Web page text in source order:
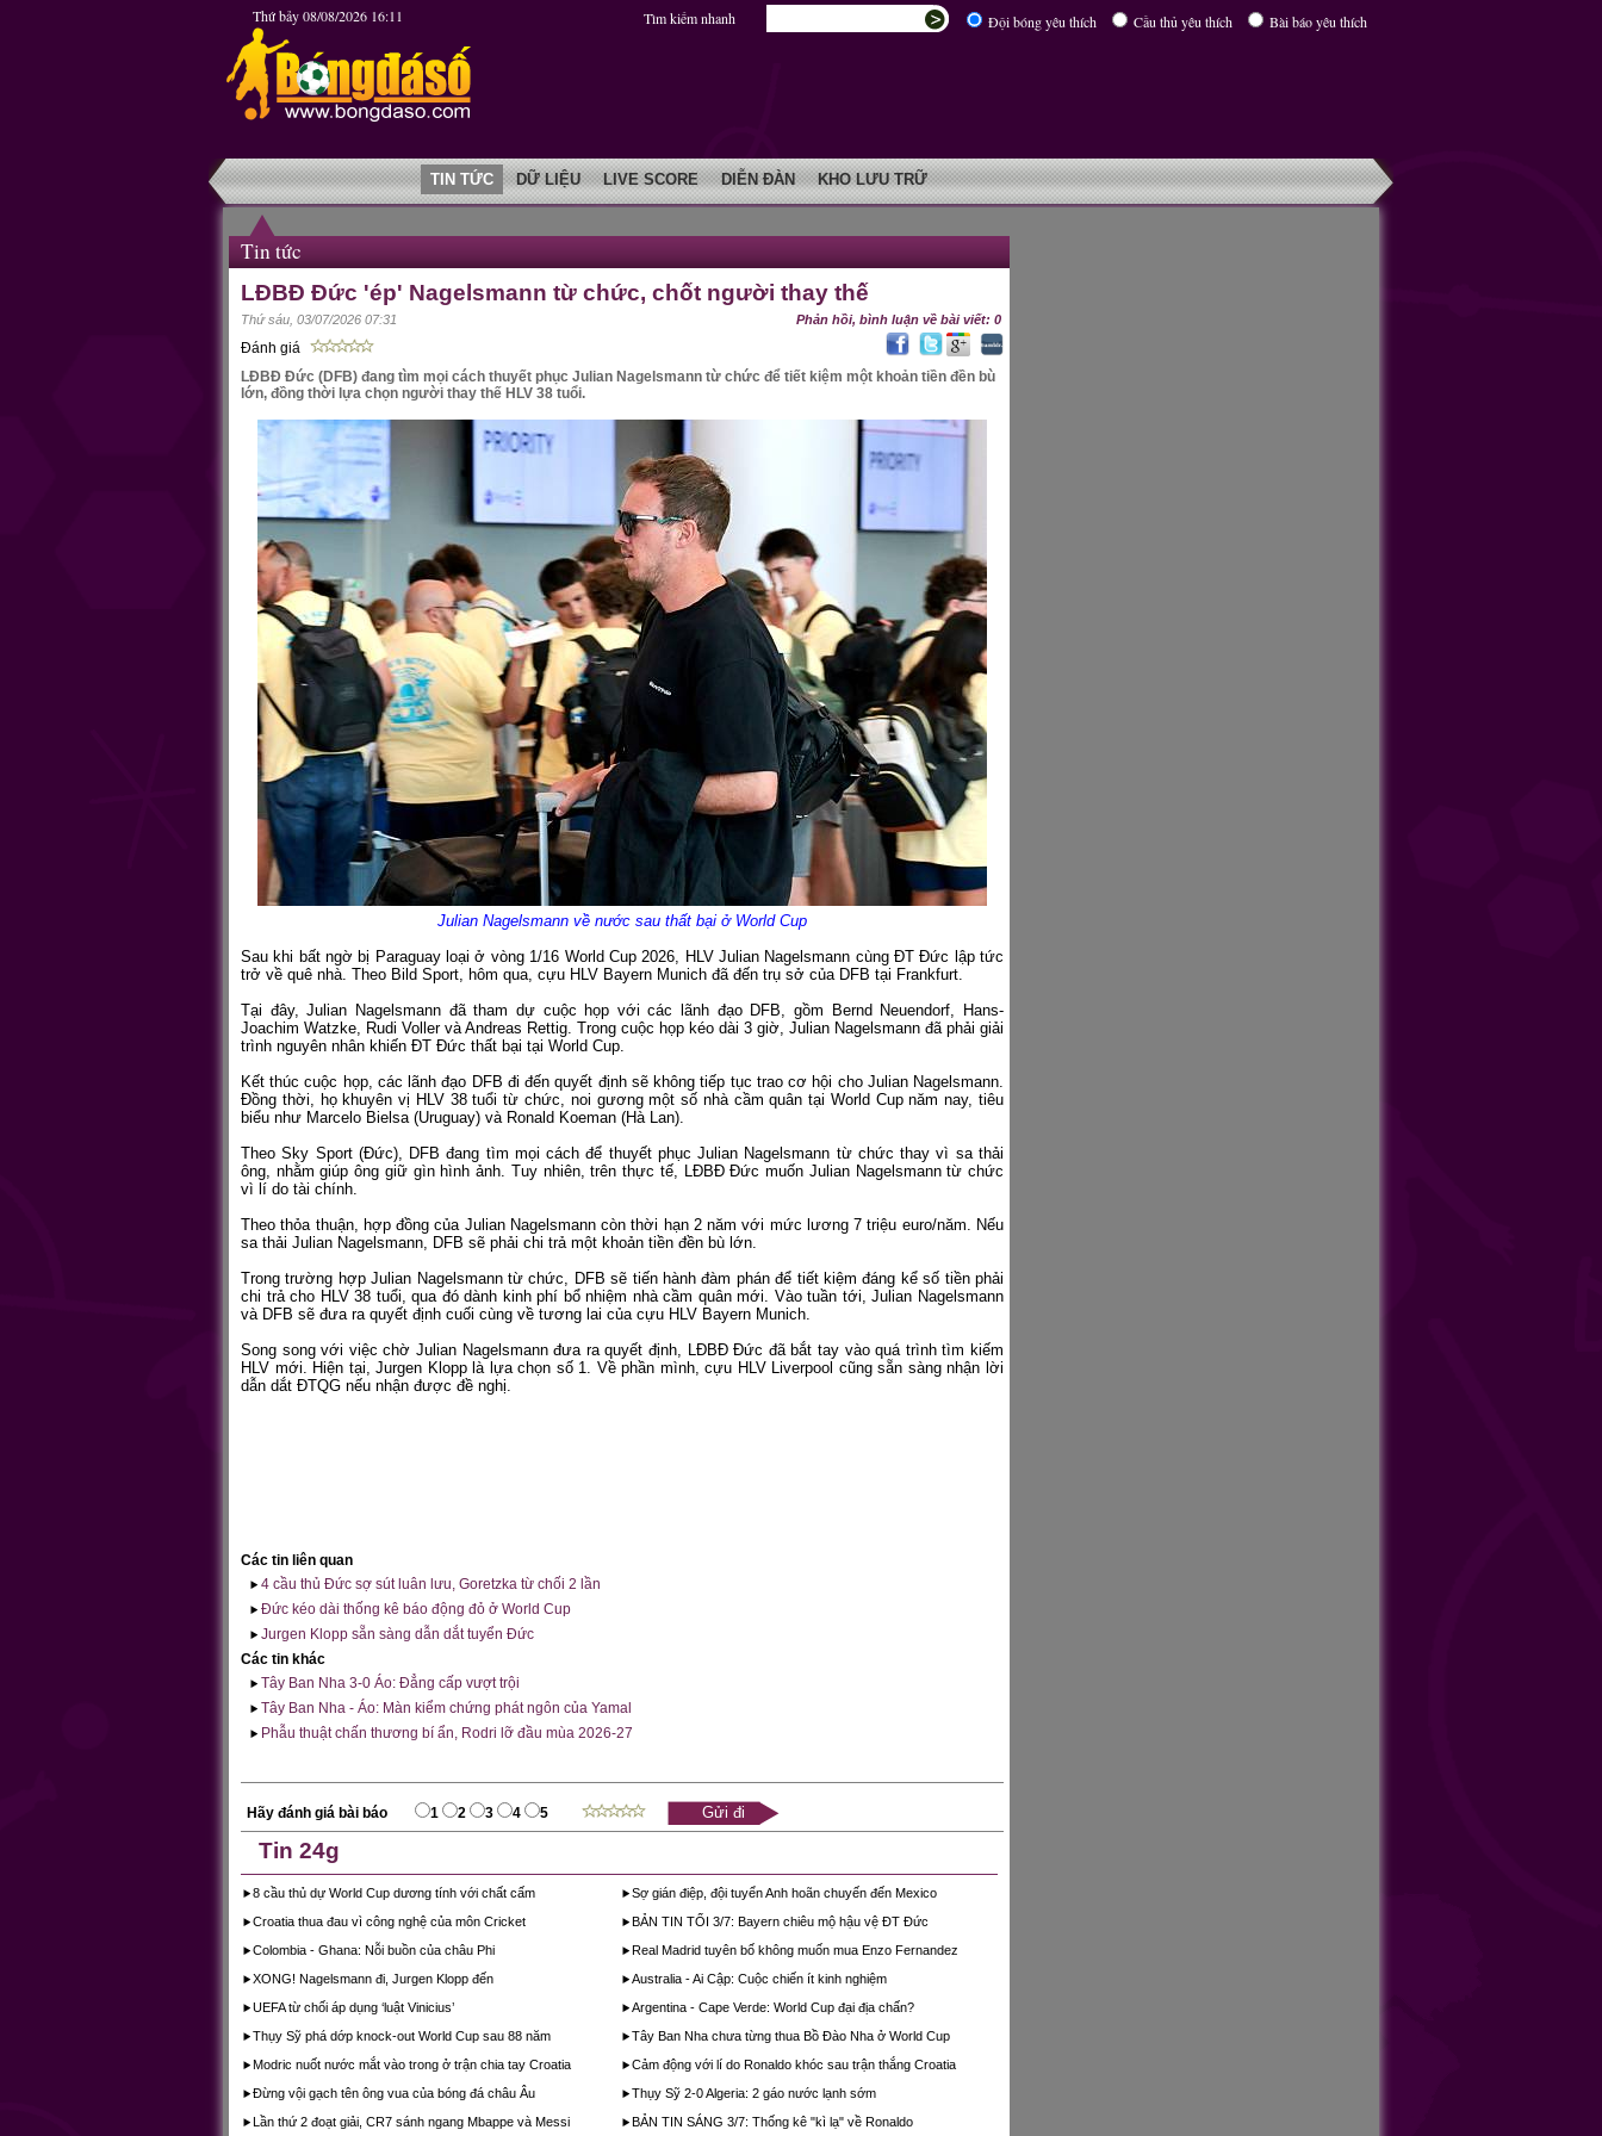
Thứ bảy 08/08/2026 16:11 Đội bóng yêu thích Cầu thủ yêu thích Bài báo yêu thích
Tìm kiếm nhanh
TIN TỨC DỮ LIỆU LIVE SCORE DIỄN ĐÀN KHO LƯU TRỮ
Tin tức
LĐBĐ Đức 'ép' Nagelsmann từ chức, chốt người thay thế
Thứ sáu, 03/07/2026 07:31 Phản hồi, bình luận về bài viết: 0
Đánh giá
LĐBĐ Đức (DFB) đang tìm mọi cách thuyết phục Julian Nagelsmann từ chức để tiết kiệm một khoản tiền đền bù
lớn, đồng thời lựa chọn người thay thế HLV 38 tuổi.
Julian Nagelsmann về nước sau thất bại ở World Cup
Sau khi bất ngờ bị Paraguay loại ở vòng 1/16 World Cup 2026, HLV Julian Nagelsmann cùng ĐT Đức lập tức
trở về quê nhà. Theo Bild Sport, hôm qua, cựu HLV Bayern Munich đã đến trụ sở của DFB tại Frankfurt.
Tại đây, Julian Nagelsmann đã tham dự cuộc họp với các lãnh đạo DFB, gồm Bernd Neuendorf, Hans-
Joachim Watzke, Rudi Voller và Andreas Rettig. Trong cuộc họp kéo dài 3 giờ, Julian Nagelsmann đã phải giải
trình nguyên nhân khiến ĐT Đức thất bại tại World Cup.
Kết thúc cuộc họp, các lãnh đạo DFB đi đến quyết định sẽ không tiếp tục trao cơ hội cho Julian Nagelsmann.
Đồng thời, họ khuyên vị HLV 38 tuổi từ chức, noi gương một số nhà cầm quân tại World Cup năm nay, tiêu
biểu như Marcelo Bielsa (Uruguay) và Ronald Koeman (Hà Lan).
Theo Sky Sport (Đức), DFB đang tìm mọi cách để thuyết phục Julian Nagelsmann từ chức thay vì sa thải
ông, nhằm giúp ông giữ gìn hình ảnh. Tuy nhiên, trên thực tế, LĐBĐ Đức muốn Julian Nagelsmann từ chức
vì lí do tài chính.
Theo thỏa thuận, hợp đồng của Julian Nagelsmann còn thời hạn 2 năm với mức lương 7 triệu euro/năm. Nếu
sa thải Julian Nagelsmann, DFB sẽ phải chi trả một khoản tiền đền bù lớn.
Trong trường hợp Julian Nagelsmann từ chức, DFB sẽ tiến hành đàm phán để tiết kiệm đáng kể số tiền phải
chi trả cho HLV 38 tuổi, qua đó dành kinh phí bổ nhiệm nhà cầm quân mới. Vào tuần tới, Julian Nagelsmann
và DFB sẽ đưa ra quyết định cuối cùng về tương lai của cựu HLV Bayern Munich.
Song song với việc chờ Julian Nagelsmann đưa ra quyết định, LĐBĐ Đức đã bắt tay vào quá trình tìm kiếm
HLV mới. Hiện tại, Jurgen Klopp là lựa chọn số 1. Về phần mình, cựu HLV Liverpool cũng sẵn sàng nhận lời
dẫn dắt ĐTQG nếu nhận được đề nghị.
Các tin liên quan
4 cầu thủ Đức sợ sút luân lưu, Goretzka từ chối 2 lần
Đức kéo dài thống kê báo động đỏ ở World Cup
Jurgen Klopp sẵn sàng dẫn dắt tuyển Đức
Các tin khác
Tây Ban Nha 3-0 Áo: Đẳng cấp vượt trội
Tây Ban Nha - Áo: Màn kiểm chứng phát ngôn của Yamal
Phẫu thuật chấn thương bí ẩn, Rodri lỡ đầu mùa 2026-27
Hãy đánh giá bài báo 1 2 3 4 5
Tin 24g
8 cầu thủ dự World Cup dương tính với chất cấm
Croatia thua đau vì công nghệ của môn Cricket
Colombia - Ghana: Nỗi buồn của châu Phi
XONG! Nagelsmann đi, Jurgen Klopp đến
UEFA từ chối áp dụng ‘luật Vinicius’
Thụy Sỹ phá dớp knock-out World Cup sau 88 năm
Modric nuốt nước mắt vào trong ở trận chia tay Croatia
Đừng vội gạch tên ông vua của bóng đá châu Âu
Lần thứ 2 đoạt giải, CR7 sánh ngang Mbappe và Messi
Sợ gián điệp, đội tuyển Anh hoãn chuyến đến Mexico
BẢN TIN TỐI 3/7: Bayern chiêu mộ hậu vệ ĐT Đức
Real Madrid tuyên bố không muốn mua Enzo Fernandez
Australia - Ai Cập: Cuộc chiến ít kinh nghiệm
Argentina - Cape Verde: World Cup đại địa chấn?
Tây Ban Nha chưa từng thua Bồ Đào Nha ở World Cup
Cảm động với lí do Ronaldo khóc sau trận thắng Croatia
Thụy Sỹ 2-0 Algeria: 2 gáo nước lạnh sớm
BẢN TIN SÁNG 3/7: Thống kê "kì lạ" về Ronaldo